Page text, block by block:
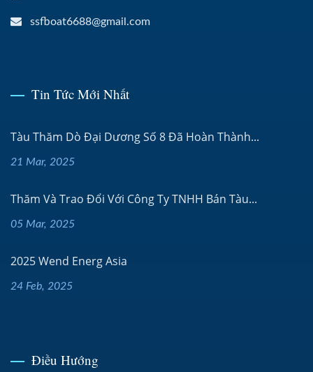
ssfboat6688@gmail.com
Tin Tức Mới Nhất
Tàu Thăm Dò Đại Dương Số 8 Đã Hoàn Thành...
21 Mar, 2025
Thăm Và Trao Đổi Với Công Ty TNHH Bán Tàu...
05 Mar, 2025
2025 Wend Energ Asia
24 Feb, 2025
Điều Hướng